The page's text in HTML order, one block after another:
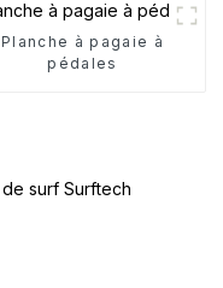
Planche à pagaie à
pédales